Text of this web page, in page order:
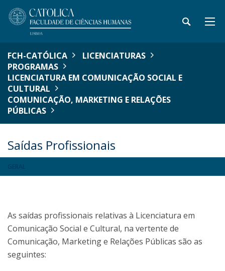
FCH-CATÓLICA
LICENCIATURAS
PROGRAMAS
LICENCIATURA EM COMUNICAÇÃO SOCIAL E
CULTURAL
COMUNICAÇÃO, MARKETING E RELAÇÕES
PÚBLICAS
Saídas Profissionais
As saídas profissionais relativas à Licenciatura em
Comunicação Social e Cultural, na vertente de
Comunicação, Marketing e Relações Públicas são as
seguintes: